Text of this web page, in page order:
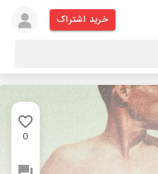
خرید اشتراک
0